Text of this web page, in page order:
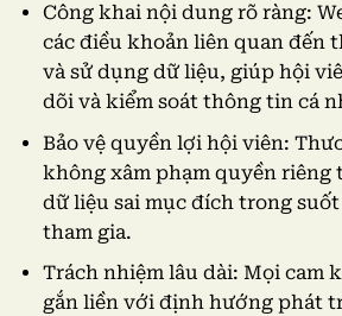
Công khai nội dung rõ ràng:
các điều khoản liên quan đến
và sử dụng dữ liệu, giúp hội
dõi và kiểm soát thông tin cá
Bảo vệ quyền lợi hội viên:
không xâm phạm quyền riêng
dữ liệu sai mục đích trong
tham gia.
Trách nhiệm lâu dài: Mọi cam
gắn liền với định hướng phát